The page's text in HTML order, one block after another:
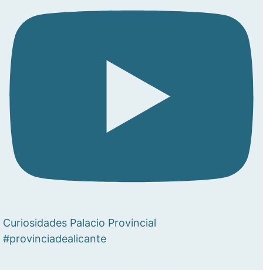
Curiosidades Palacio Provincial
#provinciadealicante